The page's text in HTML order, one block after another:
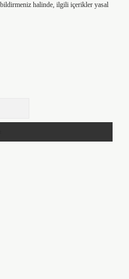
halinde, ilgili içerikler yasal